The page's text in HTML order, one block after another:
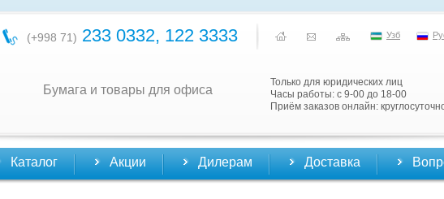
(+998 71) 233 0332, 122 3333 Узб
Бумага и товары для офиса
Только для юридических лиц
Часы работы: с 9-00 до 18-00
Приём заказов онлайн:
Каталог Акции Дилерам Доставка